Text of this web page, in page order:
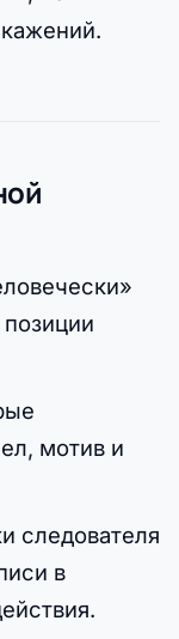
мотив и
следователя
в